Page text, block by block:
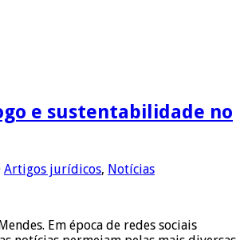
e sustentabilidade no
Artigos jurídicos, Notícias
Em época de redes sociais